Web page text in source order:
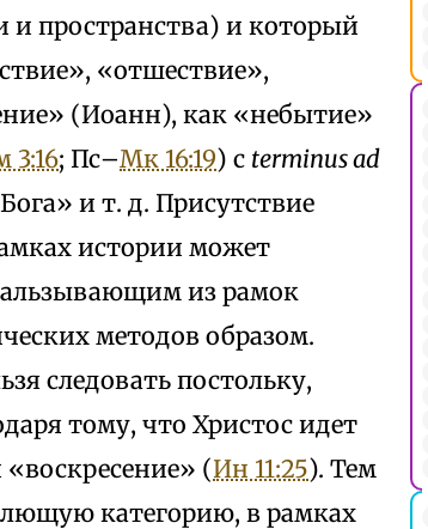
и пространства) и который
«отшествие»,
(Иоанн), как «небытие»
3:16; Пс–Мк 16:19) с terminus ad
и т. д. Присутствие
истории может
из рамок
методов образом.
следовать постольку,
тому, что Христос идет
«воскресение» (Ин 11:25). Тем
категорию, в рамках